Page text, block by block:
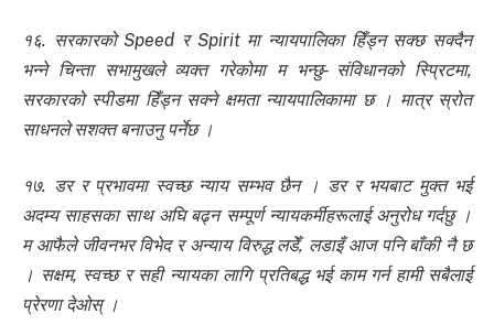
१६. सरकारको Speed र Spirit मा न्यायपालिका हिँड्न सक्छ सक्दैन
भन्ने चिन्ता सभामुखले व्यक्त गरेकोमा म भन्छु- संविधानको स्प्रिटमा,
सरकारको स्पीडमा हिँड्न सक्ने क्षमता न्यायपालिकामा छ । मात्र स्रोत
साधनले सशक्त बनाउनु पर्नेछ ।
१७. डर र प्रभावमा स्वच्छ न्याय सम्भव छैन । डर र भयबाट मुक्त भई
अदम्य साहसका साथ अघि बढ्न सम्पूर्ण न्यायकर्मीहरूलाई अनुरोध गर्दछु ।
म आफैले जीवनभर विभेद र अन्याय विरुद्ध लडेँ, लडाइँ आज पनि बाँकी नै छ
। सक्षम, स्वच्छ र सही न्यायका लागि प्रतिबद्ध भई काम गर्न हामी सबैलाई
प्रेरणा देओस् ।